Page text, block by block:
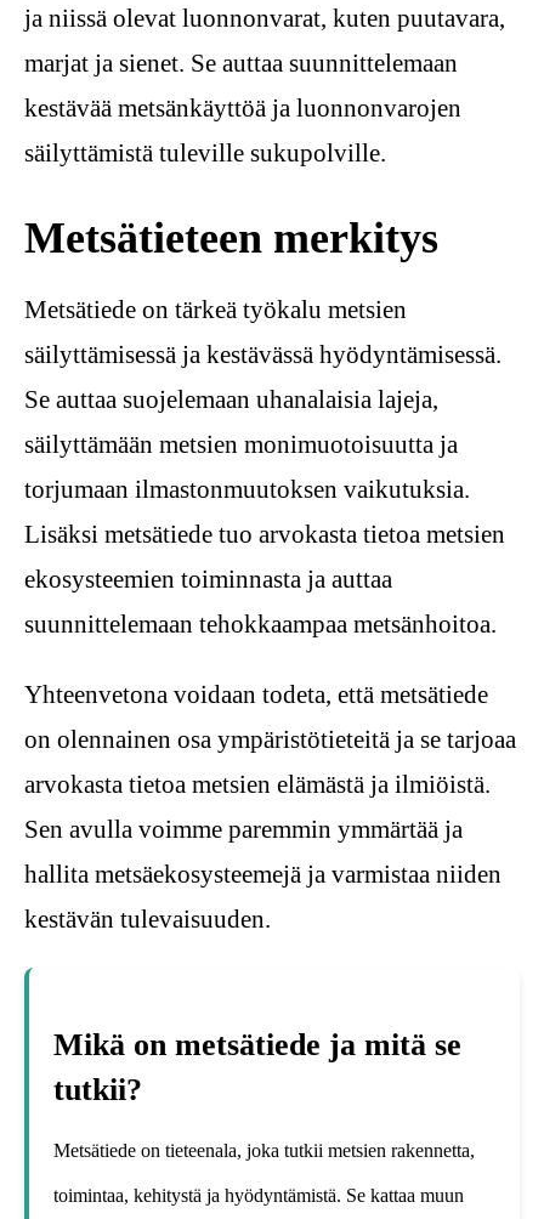
ja niissä olevat luonnonvarat, kuten puutavara,
marjat ja sienet. Se auttaa suunnittelemaan
kestävää metsänkäyttöä ja luonnonvarojen
säilyttämistä tuleville sukupolville.
Metsätieteen merkitys
Metsätiede on tärkeä työkalu metsien
säilyttämisessä ja kestävässä hyödyntämisessä.
Se auttaa suojelemaan uhanalaisia lajeja,
säilyttämään metsien monimuotoisuutta ja
torjumaan ilmastonmuutoksen vaikutuksia.
Lisäksi metsätiede tuo arvokasta tietoa metsien
ekosysteemien toiminnasta ja auttaa
suunnittelemaan tehokkaampaa metsänhoitoa.
Yhteenvetona voidaan todeta, että metsätiede
on olennainen osa ympäristötieteitä ja se tarjoaa
arvokasta tietoa metsien elämästä ja ilmiöistä.
Sen avulla voimme paremmin ymmärtää ja
hallita metsäekosysteemejä ja varmistaa niiden
kestävän tulevaisuuden.
Mikä on metsätiede ja mitä se
tutkii?
Metsätiede on tieteenala, joka tutkii metsien rakennetta,
toimintaa, kehitystä ja hyödyntämistä. Se kattaa muun